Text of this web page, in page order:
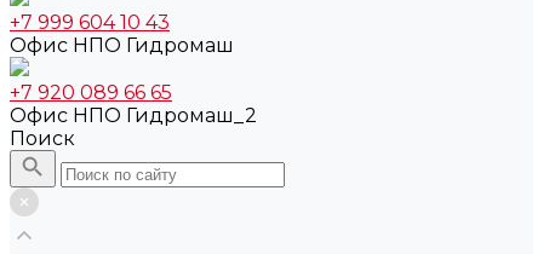
+7 999 604 10 43
Офис НПО Гидромаш
+7 920 089 66 65
Офис НПО Гидромаш_2
Поиск